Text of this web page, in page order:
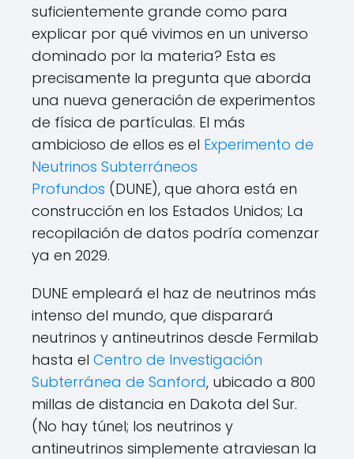
suficientemente grande como para
explicar por qué vivimos en un universo
dominado por la materia? Esta es
precisamente la pregunta que aborda
una nueva generación de experimentos
de física de partículas. El más
ambicioso de ellos es el Experimento de
Neutrinos Subterráneos
Profundos (DUNE), que ahora está en
construcción en los Estados Unidos; La
recopilación de datos podría comenzar
ya en 2029.
DUNE empleará el haz de neutrinos más
intenso del mundo, que disparará
neutrinos y antineutrinos desde Fermilab
hasta el Centro de Investigación
Subterránea de Sanford, ubicado a 800
millas de distancia en Dakota del Sur.
(No hay túnel; los neutrinos y
antineutrinos simplemente atraviesan la